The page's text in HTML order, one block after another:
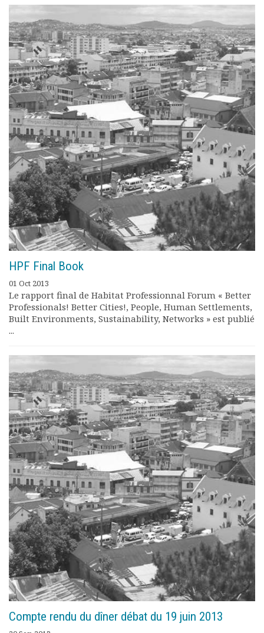
HPF Final Book
01 Oct 2013
Le rapport final de Habitat Professionnal Forum « Better
Professionals! Better Cities!, People, Human Settlements,
Built Environments, Sustainability, Networks » est publié
...
Compte rendu du dîner débat du 19 juin 2013